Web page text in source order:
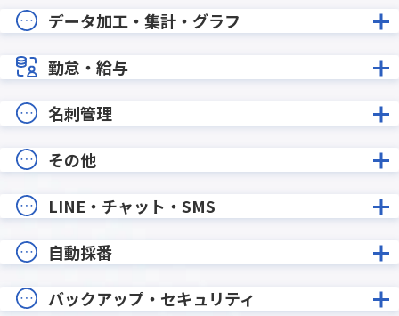
データ加工・集計・グラフ
勤怠・給与
名刺管理
その他
LINE・チャット・SMS
自動採番
バックアップ・セキュリティ